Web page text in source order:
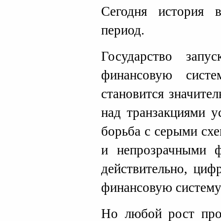
Сегодня история
период.
Государство
финансовую
становится
над транзакциями
борьба с серыми
и непрозрачными
действительно,
финансовую
Но любой рост